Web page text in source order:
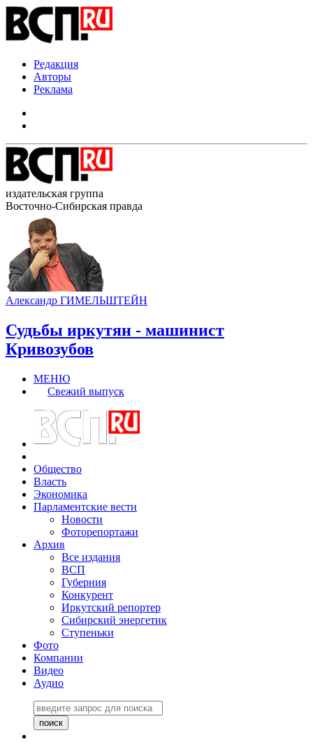
Редакция
Авторы
Реклама
издательская группа
Восточно-Сибирская правда
Александр ГИМЕЛЬШТЕЙН
Судьбы иркутян - машинист
Кривозубов
МЕНЮ
Свежий выпуск
Общество
Власть
Экономика
Парламентские вести
Новости
Фоторепортажи
Архив
Все издания
ВСП
Губерния
Конкурент
Иркутский репортер
Сибирский энергетик
Ступеньки
Фото
Компании
Видео
Аудио